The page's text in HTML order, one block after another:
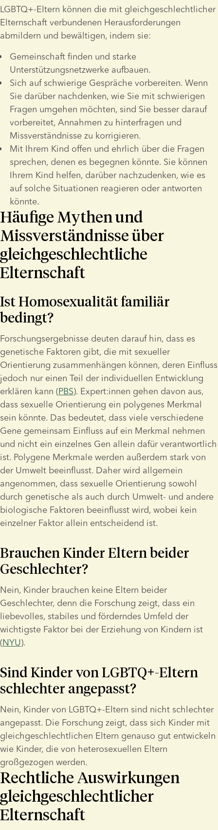
LGBTQ+-Eltern können die mit gleichgeschlechtlicher
Elternschaft verbundenen Herausforderungen
abmildern und bewältigen, indem sie:
Gemeinschaft finden und starke
Unterstützungsnetzwerke aufbauen.
Sich auf schwierige Gespräche vorbereiten. Wenn
Sie darüber nachdenken, wie Sie mit schwierigen
Fragen umgehen möchten, sind Sie besser darauf
vorbereitet, Annahmen zu hinterfragen und
Missverständnisse zu korrigieren.
Mit Ihrem Kind offen und ehrlich über die Fragen
sprechen, denen es begegnen könnte. Sie können
Ihrem Kind helfen, darüber nachzudenken, wie es
auf solche Situationen reagieren oder antworten
könnte.
Häufige Mythen und
Missverständnisse über
gleichgeschlechtliche
Elternschaft
Ist Homosexualität familiär
bedingt?
Forschungsergebnisse deuten darauf hin, dass es
genetische Faktoren gibt, die mit sexueller
Orientierung zusammenhängen können, deren Einfluss
jedoch nur einen Teil der individuellen Entwicklung
erklären kann (PBS). Expert:innen gehen davon aus,
dass sexuelle Orientierung ein polygenes Merkmal
sein könnte. Das bedeutet, dass viele verschiedene
Gene gemeinsam Einfluss auf ein Merkmal nehmen
und nicht ein einzelnes Gen allein dafür verantwortlich
ist. Polygene Merkmale werden außerdem stark von
der Umwelt beeinflusst. Daher wird allgemein
angenommen, dass sexuelle Orientierung sowohl
durch genetische als auch durch Umwelt- und andere
biologische Faktoren beeinflusst wird, wobei kein
einzelner Faktor allein entscheidend ist.
Brauchen Kinder Eltern beider
Geschlechter?
Nein, Kinder brauchen keine Eltern beider
Geschlechter, denn die Forschung zeigt, dass ein
liebevolles, stabiles und förderndes Umfeld der
wichtigste Faktor bei der Erziehung von Kindern ist
(NYU).
Sind Kinder von LGBTQ+-Eltern
schlechter angepasst?
Nein, Kinder von LGBTQ+-Eltern sind nicht schlechter
angepasst. Die Forschung zeigt, dass sich Kinder mit
gleichgeschlechtlichen Eltern genauso gut entwickeln
wie Kinder, die von heterosexuellen Eltern
großgezogen werden.
Rechtliche Auswirkungen
gleichgeschlechtlicher
Elternschaft